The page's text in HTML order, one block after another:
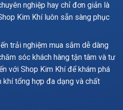
nghiệp hay chỉ đơn giản là
Kim Khí luôn sẵn sàng phục
trải nghiệm mua sắm dễ dàng
sóc khách hàng tận tâm và tư
với Shop Kim Khí để khám phá
tổng hợp đa dạng và chất